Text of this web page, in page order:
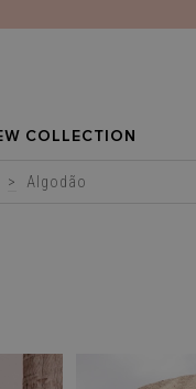
COLLECTION
> Algodão